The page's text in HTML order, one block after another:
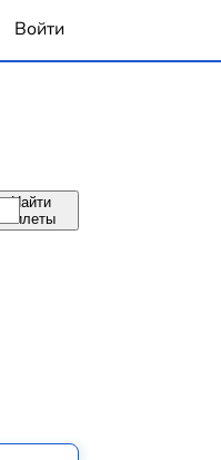
Войти
Найти
билеты